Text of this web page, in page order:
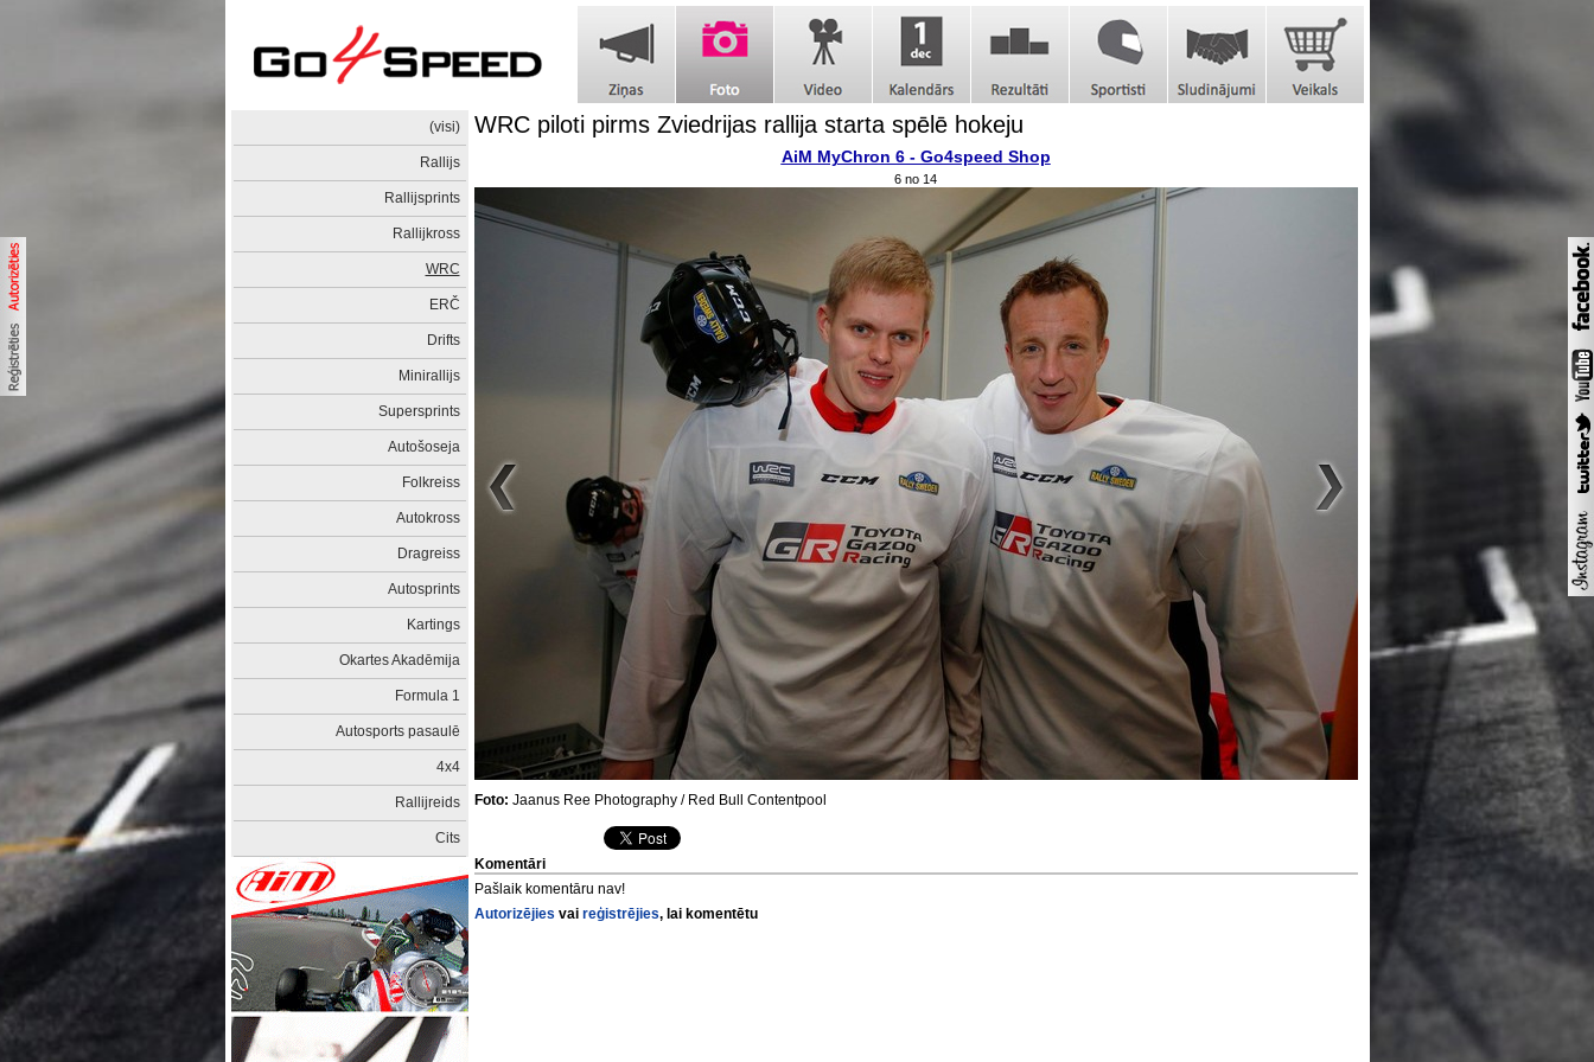
(visi)
Rallijs
Rallijsprints
Rallijkross
WRC
ERČ
Drifts
Minirallijs
Supersprints
Autošoseja
Folkreiss
Autokross
Dragreiss
Autosprints
Kartings
Okartes Akadēmija
Formula 1
Autosports pasaulē
4x4
Rallijreids
Cits
WRC piloti pirms Zviedrijas rallija starta spēlē hokeju
AiM MyChron 6 - Go4speed Shop
6 no 14
Foto: Jaanus Ree Photography / Red Bull Contentpool
Komentāri
Pašlaik komentāru nav!
Autorizējies vai reģistrējies, lai komentētu